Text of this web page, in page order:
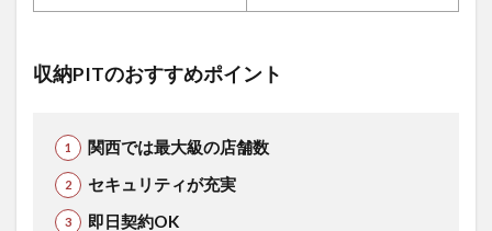
収納PITのおすすめポイント
関西では最大級の店舗数
セキュリティが充実
即日契約OK